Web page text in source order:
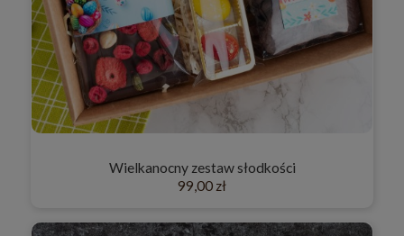
Wielkanocny zestaw słodkości
99,00 zł